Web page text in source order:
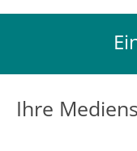
Ihre